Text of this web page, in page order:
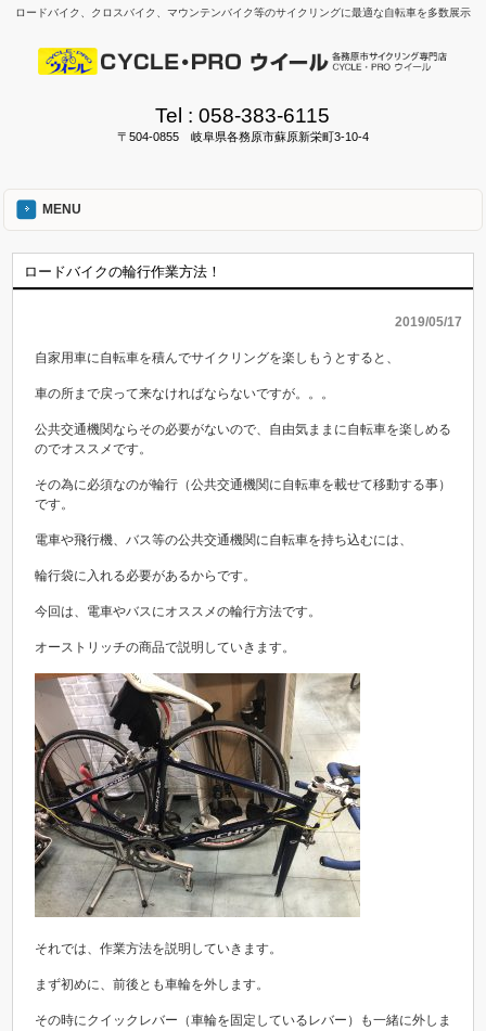
ロードバイク、クロスバイク、マウンテンバイク等のサイクリングに最適な自転車を多数展示
Tel :058-383-6115
〒504-0855 岐阜県各務原市蘇原新栄町3-10-4
MENU
ロードバイクの輪行作業方法！
2019/05/17
自家用車に自転車を積んでサイクリングを楽しもうとすると、
車の所まで戻って来なければならないですが。。。
公共交通機関ならその必要がないので、自由気ままに自転車を楽しめる
のでオススメです。
その為に必須なのが輪行（公共交通機関に自転車を載せて移動する事）
です。
電車や飛行機、バス等の公共交通機関に自転車を持ち込むには、
輪行袋に入れる必要があるからです。
今回は、電車やバスにオススメの輪行方法です。
オーストリッチの商品で説明していきます。
それでは、作業方法を説明していきます。
まず初めに、前後とも車輪を外します。
その時にクイックレバー（車輪を固定しているレバー）も一緒に外しま